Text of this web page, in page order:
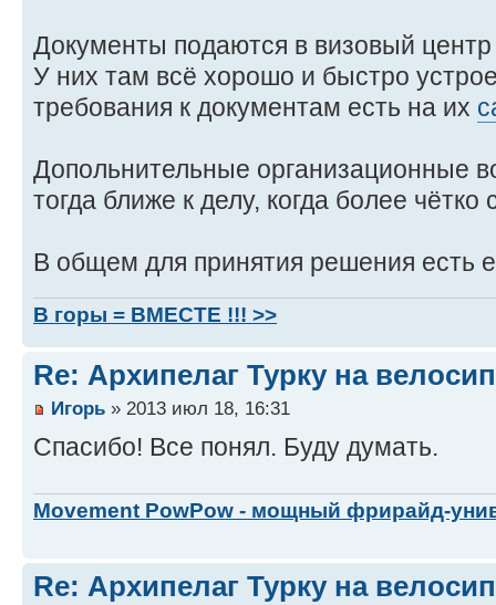
Документы подаются в визовый
У них там всё хорошо и быстро
требования к документам есть на их
Допольнительные организационные
тогда ближе к делу, когда более
В общем для принятия решения есть
В горы = ВМЕСТЕ !!! >>
Re: Архипелаг Турку на
Игорь » 2013 июл 18, 16:31
Спасибо! Все понял. Буду думать.
Movement PowPow - мощный фрирайд-
Re: Архипелаг Турку на